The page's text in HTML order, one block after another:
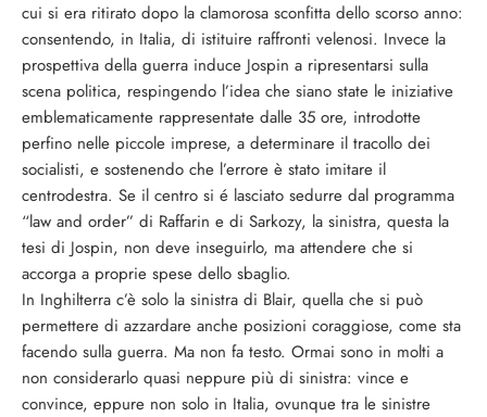
cui si era ritirato dopo la clamorosa sconfitta dello scorso anno:
consentendo, in Italia, di istituire raffronti velenosi. Invece la
prospettiva della guerra induce Jospin a ripresentarsi sulla
scena politica, respingendo l’idea che siano state le iniziative
emblematicamente rappresentate dalle 35 ore, introdotte
perfino nelle piccole imprese, a determinare il tracollo dei
socialisti, e sostenendo che l’errore è stato imitare il
centrodestra. Se il centro si é lasciato sedurre dal programma
“law and order” di Raffarin e di Sarkozy, la sinistra, questa la
tesi di Jospin, non deve inseguirlo, ma attendere che si
accorga a proprie spese dello sbaglio.
In Inghilterra c’è solo la sinistra di Blair, quella che si può
permettere di azzardare anche posizioni coraggiose, come sta
facendo sulla guerra. Ma non fa testo. Ormai sono in molti a
non considerarlo quasi neppure più di sinistra: vince e
convince, eppure non solo in Italia, ovunque tra le sinistre